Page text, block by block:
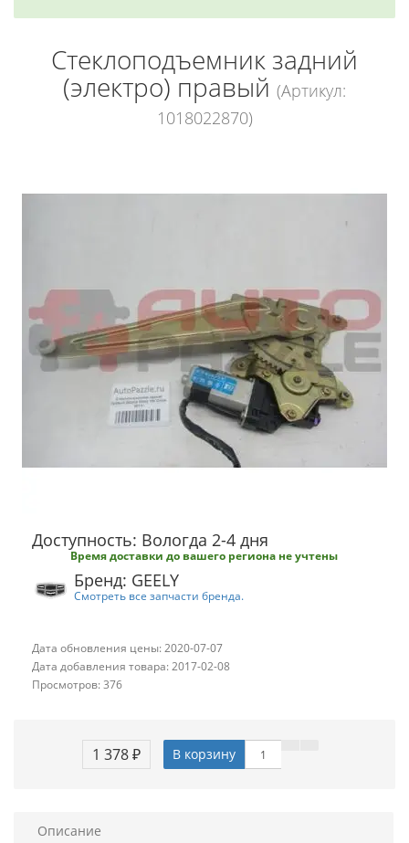
Стеклоподъемник задний
(электро) правый (Артикул:
1018022870)
Доступность: Вологда 2-4 дня
Время доставки до вашего региона не учтены
Бренд: GEELY
Смотреть все запчасти бренда.
Дата обновления цены: 2020-07-07
Дата добавления товара: 2017-02-08
Просмотров: 376
1 378 ₽ В корзину
Описание